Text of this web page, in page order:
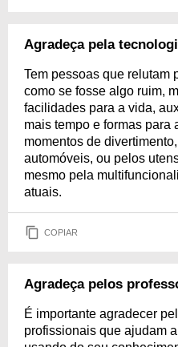
Agradeça pela
Tem pessoas que relutam
como se fosse algo ruim,
facilidades para a vida,
mais tempo e formas para
momentos de
automóveis, ou pelos
mesmo pela
atuais.
COPIAR
Agradeça pelos
É importante agradecer
profissionais que ajudam